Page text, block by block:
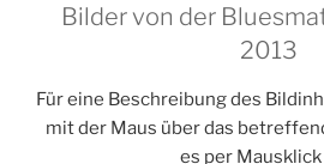
Bilder von der
2013
Für eine Beschreibung des
mit der Maus über das
es per Mausklick